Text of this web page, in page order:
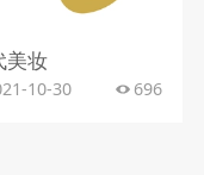
美妆
10-30 696